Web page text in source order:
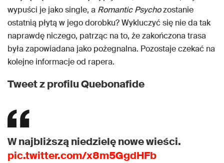
wypuści je jako single, a Romantic Psychozostanie
ostatnią płytą w jego dorobku? Wykluczyć się nie da tak
naprawdę niczego, patrząc na to, że zakończona trasa
była zapowiadana jako pożegnalna. Pozostaje czekać na
kolejne informacje od rapera.
Tweet z profilu Quebonafide
W najbliższą niedzielę nowe wieści.
pic.twitter.com/x8m5GgdHFb